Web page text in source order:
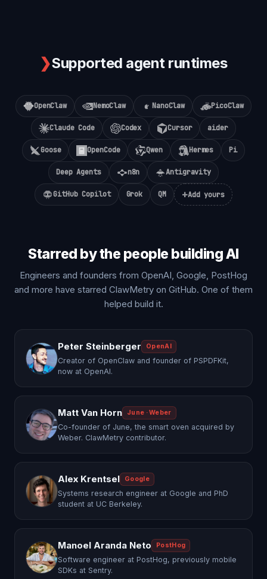
❯Supported agent runtimes
OpenClaw NemoClaw NanoClaw PicoClaw
Claude Code Codex Cursor aider
Goose OpenCode Qwen Hermes Pi
Deep Agents n8n Antigravity
GitHub Copilot Grok QM +Add yours
Starred by the people building AI
Engineers and founders from OpenAI, Google, PostHog
and more have starred ClawMetry on GitHub. One of them
helped build it.
Peter Steinberger OpenAI
Creator of OpenClaw and founder of PSPDFKit,
now at OpenAI.
Matt Van Horn June · Weber
Co-founder of June, the smart oven acquired by
Weber. ClawMetry contributor.
Alex Krentsel Google
Systems research engineer at Google and PhD
student at UC Berkeley.
Manoel Aranda Neto PostHog
Software engineer at PostHog, previously mobile
SDKs at Sentry.